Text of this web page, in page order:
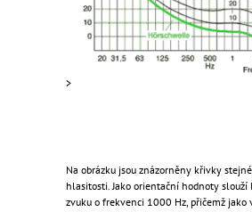
>
Na obrázku jsou znázorněny křivky
hlasitosti. Jako orientační hodnoty slouží
zvuku o frekvenci 1000 Hz, přičemž jako